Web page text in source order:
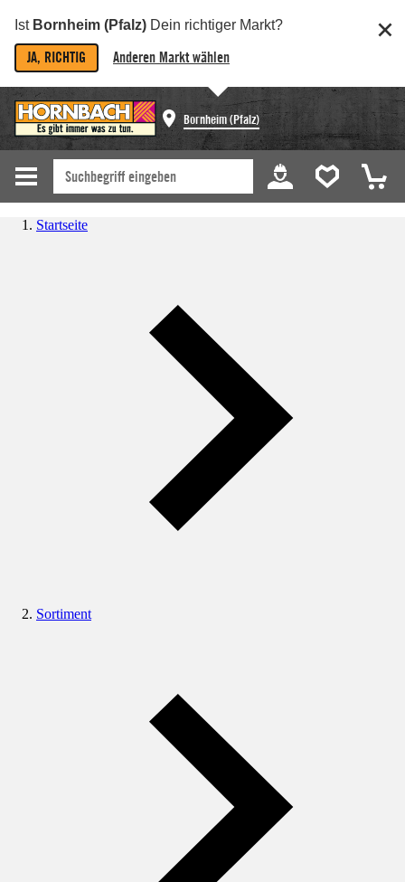
Ist Bornheim (Pfalz) Dein richtiger Markt?
JA, RICHTIG Anderen Markt wählen
Bornheim (Pfalz)
Startseite
Sortiment